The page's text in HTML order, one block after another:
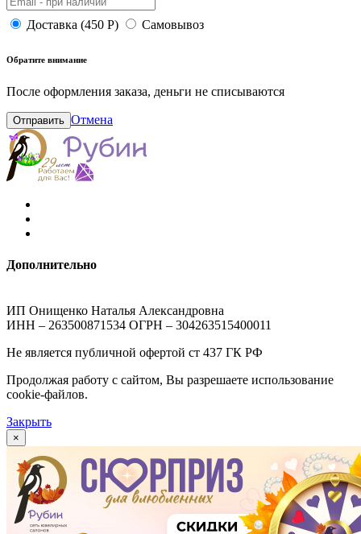
Доставка (450 Р) Самовывоз
Обратите внимание
После оформления заказа, деньги не списываются
Отправить Отмена
Дополнительно
ИП Онищенко Наталья Александровна
ИНН – 263500871534 ОГРН – 304263515400011
Не является публичной офертой ст 437 ГК РФ
Продолжая работу с сайтом, Вы разрешаете использование
cookie-файлов.
Закрыть
×